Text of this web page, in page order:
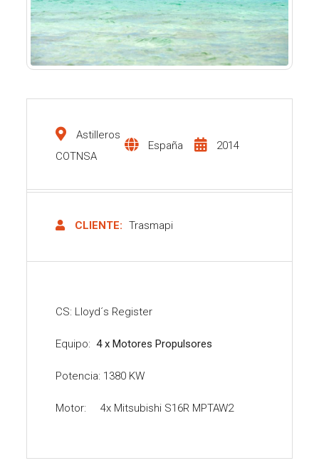
Astilleros
COTNSA
España 2014
CLIENTE: Trasmapi
CS: Lloyd´s Register
Equipo:4 x Motores Propulsores
Potencia: 1380 KW
Motor: 4x Mitsubishi S16R MPTAW2